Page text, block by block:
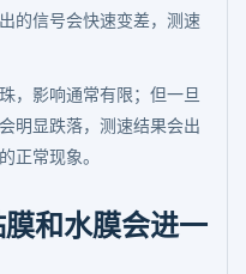
的信号会快速变差，测速
，影响通常有限；但一旦
明显跌落，测速结果会出
正常现象。
和水膜会进一